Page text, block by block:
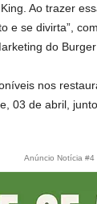
Ao trazer
e se divirta”,
do Burger
nos
03 de abril,
Anúncio Notícia #4